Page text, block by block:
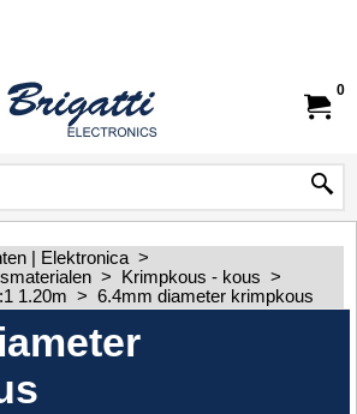
0
| Elektronica >
> Krimpkous - kous >
1.20m > 6.4mm diameter krimpkous